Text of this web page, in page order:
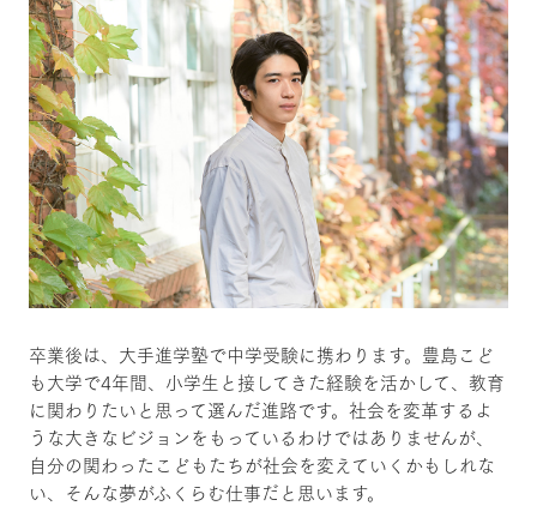
卒業後は、大手進学塾で中学受験に携わります。豊島こど
も大学で4年間、小学生と接してきた経験を活かして、教育
に関わりたいと思って選んだ進路です。社会を変革するよ
うな大きなビジョンをもっているわけではありませんが、
自分の関わったこどもたちが社会を変えていくかもしれな
い、そんな夢がふくらむ仕事だと思います。